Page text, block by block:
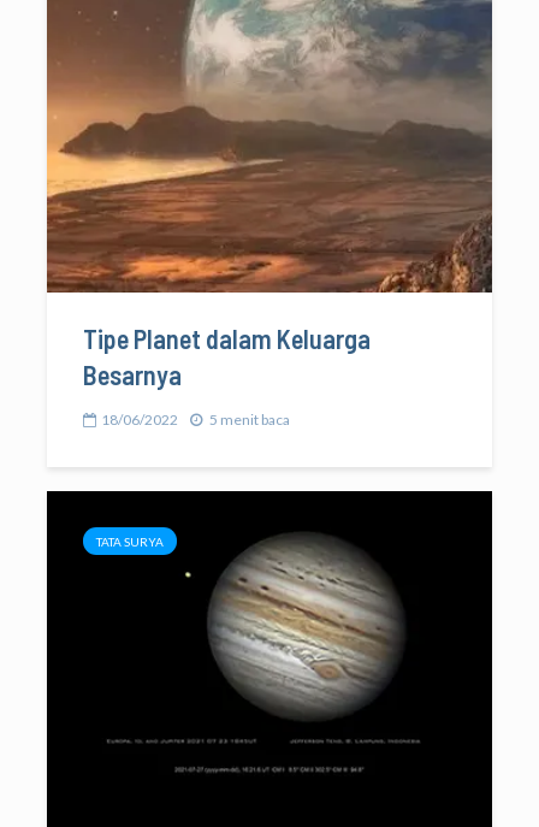
Tipe Planet dalam Keluarga
Besarnya
18/06/2022 5 menit baca
TATA SURYA